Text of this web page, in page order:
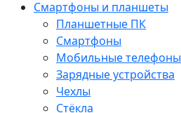
Смартфоны и планшеты
Планшетные ПК
Смартфоны
Мобильные телефоны
Зарядные устройства
Чехлы
Стёкла